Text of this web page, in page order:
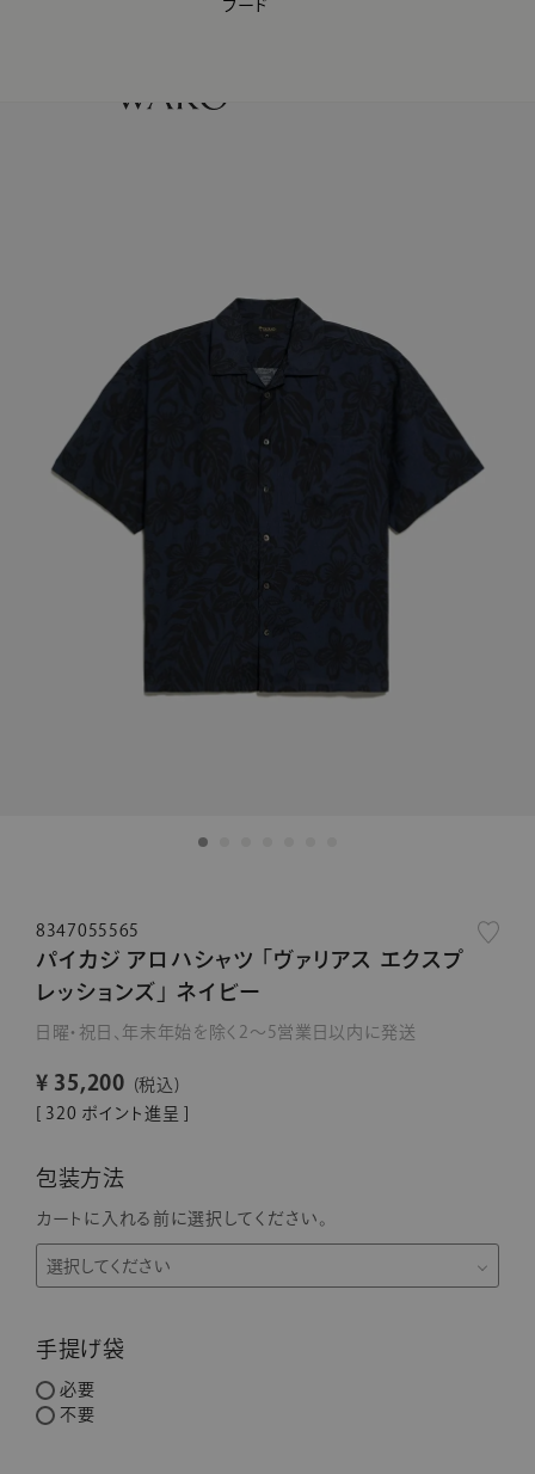
【会員様限定】夏のプレゼントキャンペーン開催中
フード
8347055565
パイカジ アロハシャツ 「ヴァリアス エクスプ
レッションズ」 ネイビー
日曜・祝日、年末年始を除く2～5営業日以内に発送
¥ 35,200
税込
320 ポイント進呈 ]
包装方法
カートに入れる前に選択してください。
手提げ袋
必要
不要